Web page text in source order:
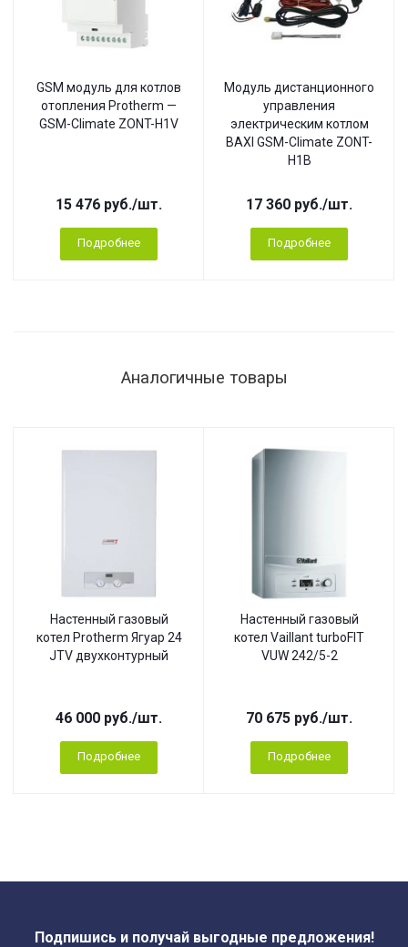
GSM модуль для котлов
отопления Protherm —
GSM-Climate ZONT-H1V
15 476 руб./шт.
Подробнее
Модуль дистанционного
управления
электрическим котлом
BAXI GSM-Climate ZONT-
H1B
17 360 руб./шт.
Подробнее
Аналогичные товары
Настенный газовый
котел Protherm Ягуар 24
JTV двухконтурный
46 000 руб./шт.
Подробнее
Настенный газовый
котел Vaillant turboFIT
VUW 242/5-2
70 675 руб./шт.
Подробнее
Подпишись и получай выгодные предложения!